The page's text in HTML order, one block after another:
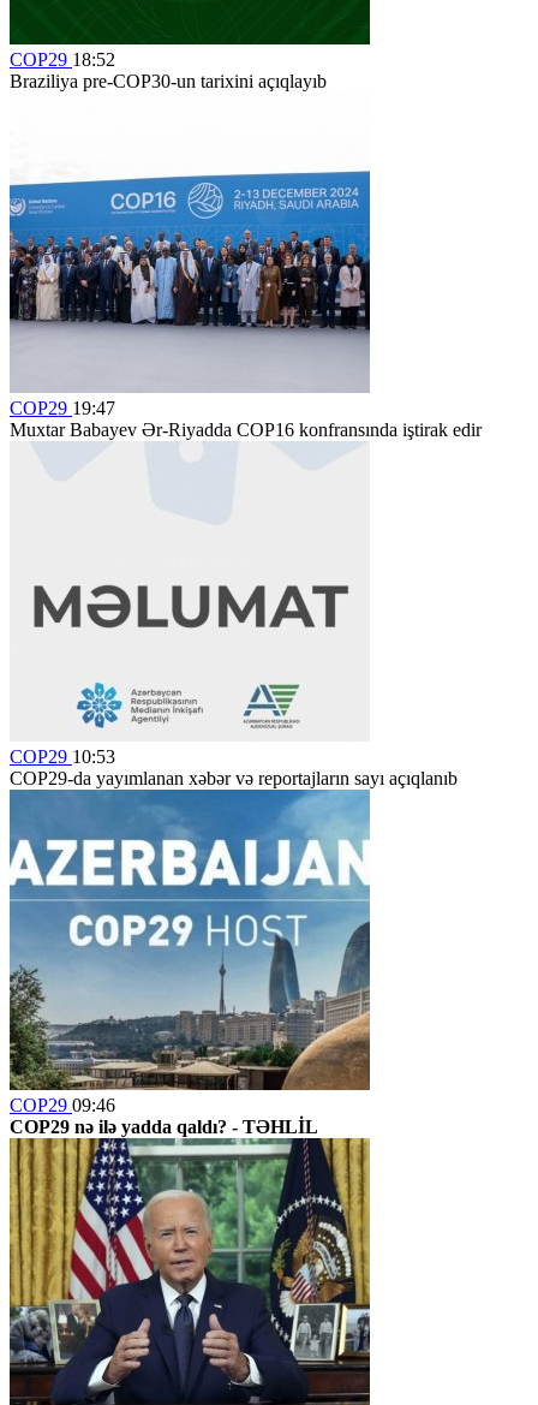
COP29 18:52
Braziliya pre-COP30-un tarixini açıqlayıb
COP29 19:47
Muxtar Babayev Ər-Riyadda COP16 konfransında iştirak edir
COP29 10:53
COP29-da yayımlanan xəbər və reportajların sayı açıqlanıb
COP29 09:46
COP29 nə ilə yadda qaldı? - TƏHLİL